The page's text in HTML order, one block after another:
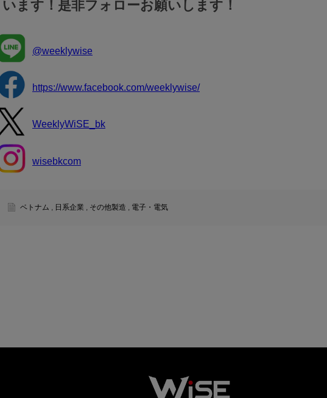
います！是非フォローお願いします！
@weeklywise
https://www.facebook.com/weeklywise/
WeeklyWiSE_bk
wisebkcom
ベトナム 日系企業 その他製造 電子・電気